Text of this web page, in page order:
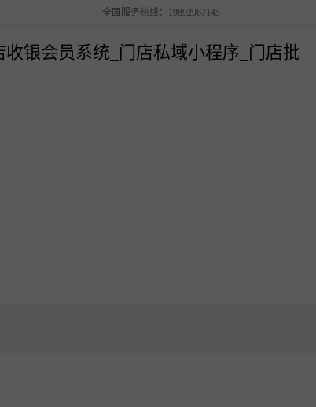
全国服务热线：19892967145